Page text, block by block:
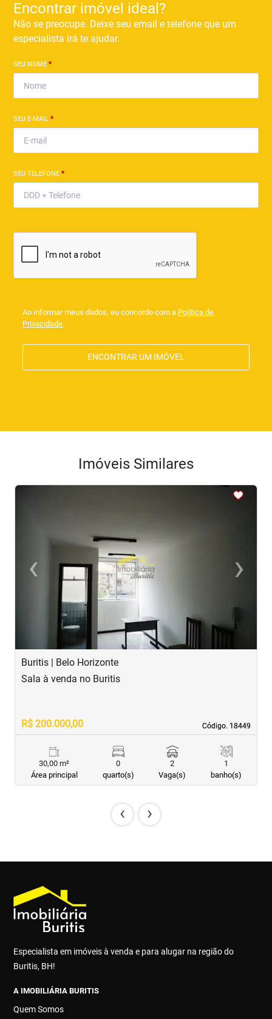
Encontrar imóvel ideal?
Não se preocupe. Deixe seu email e telefone que um
especialista irá te ajudar.
SEU NOME*
SEU E-MAIL*
SEU TELEFONE*
Ao informar meus dados, eu concordo com a Política de
Privacidade.
ENCONTRAR UM IMÓVEL
Imóveis Similares
<
‹Previous ›
Next
Buritis | Belo Horizonte
Código. 18449
Código. 18449
Sala à venda no Buritis
R$ 200.000,00
30,00 m²
Área principal
0
quarto(s)
2
Vaga(s)
1
banho(s)
‹ ›
Especialista em imóveis à venda e para alugar na região do
Buritis, BH!
A IMOBILIÁRIA BURITIS
Quem Somos